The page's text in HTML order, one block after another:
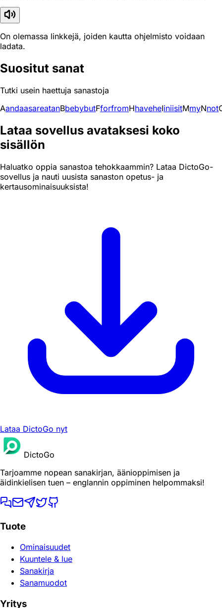
On olemassa linkkejä, joiden kautta ohjelmisto voidaan
ladata.
Suositut sanat
Tutki usein haettuja sanastoja
AandaasareatanBbebybutFforfromHhaveheIiniisitMmyNnot
Lataa sovellus avataksesi koko
sisällön
Haluatko oppia sanastoa tehokkaammin? Lataa DictoGo-
sovellus ja nauti uusista sanaston opetus- ja
kertausominaisuuksista!
Lataa DictoGo nyt
DictoGo
Tarjoamme nopean sanakirjan, äänioppimisen ja
äidinkielisen tuen – englannin oppiminen helpommaksi!
Tuote
Ominaisuudet
Kuuntele & lue
Sanakirja
Sanamuodot
Yritys